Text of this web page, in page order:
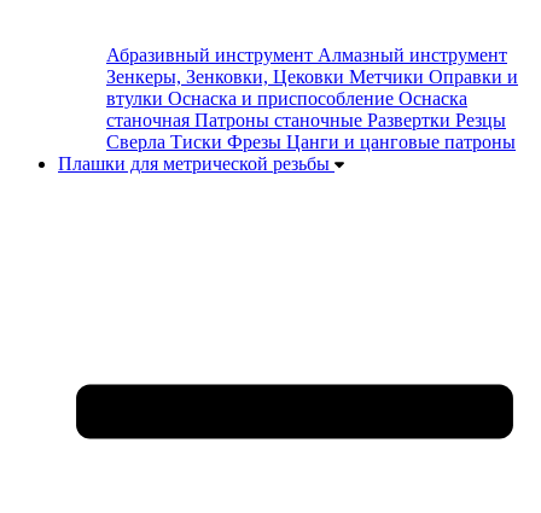
Абразивный инструмент Алмазный инструмент
Зенкеры, Зенковки, Цековки Метчики Оправки и
втулки Оснаска и приспособление Оснаска
станочная Патроны станочные Развертки Резцы
Сверла Тиски Фрезы Цанги и цанговые патроны
Плашки для метрической резьбы